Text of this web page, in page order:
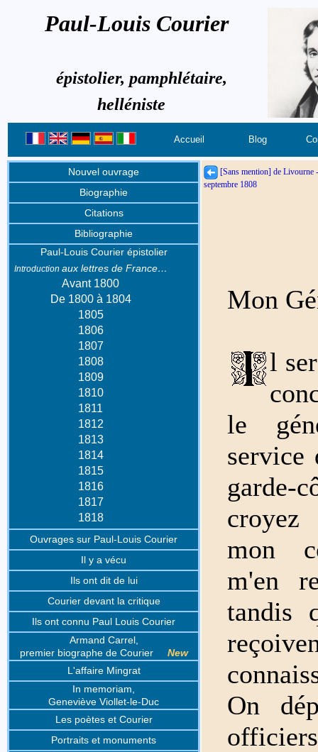
Paul-Louis Courier
épistolier, pamphlétaire,
helléniste
Accueil Blog
Nouvel ouvrage
Biographie
Citations
Bibliographie
Paul-Louis Courier épistolier
Introduction aux lettres de France…
Avant 1800
De 1800 à 1804
1805
1806
1807
1808
1809
1810
1811
1812
1813
1814
1815
1816
1817
1818
Ouvrages sur Paul-Louis Courier
Il y a vécu
Ils ont dit de lui
Courier devant la critique
Ils ont connu Paul Louis Courier
Armand Carrel,
premier biographe de CourierNew
L'affaire Mingrat
In memoriam,
Geneviève Viollet-le-Duc
Les poètes et Courier
Portraits et monuments
[Sans mention] de Livourne
septembre 1808
Mon
l
le
service
mon
m'en
tandis
On